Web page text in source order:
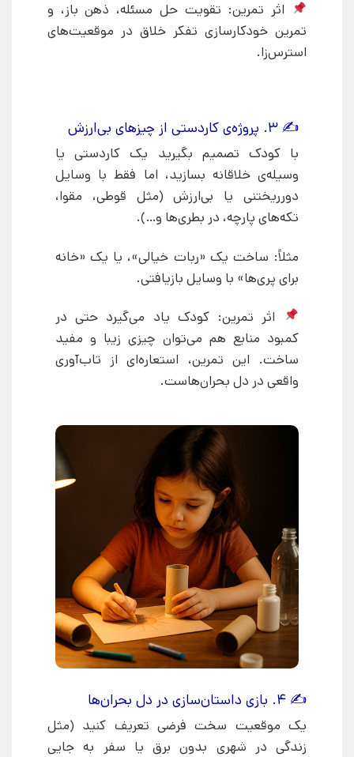
اثر تمرین: تقویت حل مسئله، ذهن باز، و
تمرین خودکارسازی تفکر خلاق در موقعیت‌های
استرس‌زا.
✍ ۳. پروژه‌ی کاردستی از چیزهای بی‌ارزش
با کودک تصمیم بگیرید یک کاردستی یا
وسیله‌ی خلاقانه بسازید، اما فقط با وسایل
دورریختنی یا بی‌ارزش (مثل قوطی، مقوا،
تکه‌های پارچه، در بطری‌ها و…).
مثلاً: ساخت یک «ربات خیالی»، یا یک «خانه
برای پری‌ها» با وسایل بازیافتی.
اثر تمرین: کودک یاد می‌گیرد حتی در
کمبود منابع هم می‌توان چیزی زیبا و مفید
ساخت. این تمرین، استعاره‌ای از تاب‌آوری
واقعی در دل بحران‌هاست.
✍ ۴. بازی داستان‌سازی در دل بحران‌ها
یک موقعیت سخت فرضی تعریف کنید (مثل
زندگی در شهری بدون برق یا سفر به جایی